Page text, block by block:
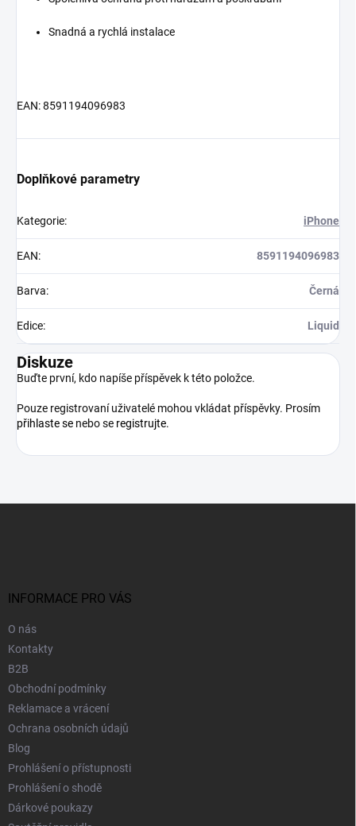
Snadná a rychlá instalace
EAN: 8591194096983
Doplňkové parametry
Kategorie: iPhone
EAN: 8591194096983
Barva: Černá
Edice: Liquid
Diskuze
Buďte první, kdo napíše příspěvek k této položce.
Pouze registrovaní uživatelé mohou vkládat příspěvky. Prosím
přihlaste se nebo se registrujte.
INFORMACE PRO VÁS
O nás
Kontakty
B2B
Obchodní podmínky
Reklamace a vrácení
Ochrana osobních údajů
Blog
Prohlášení o přístupnosti
Prohlášení o shodě
Dárkové poukazy